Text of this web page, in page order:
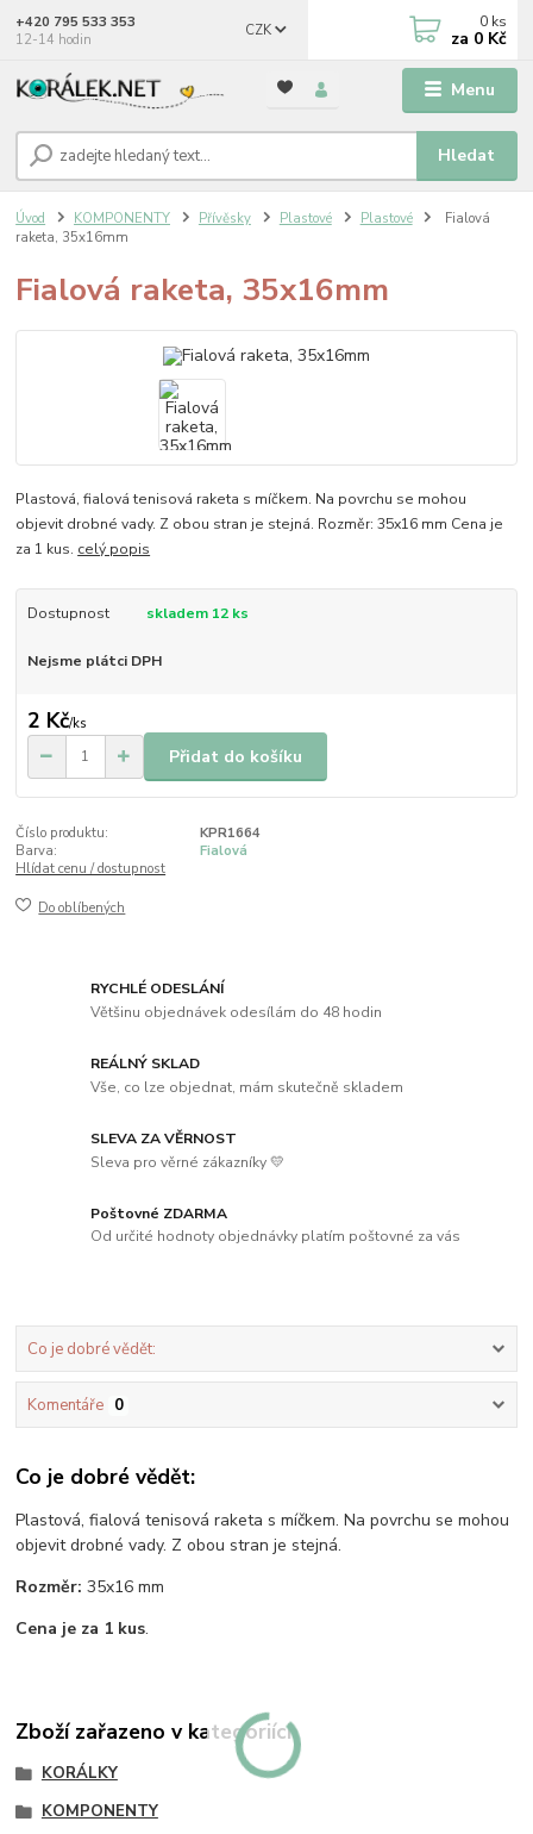
Menu
CZK
Hledat
+420 795 533 353
12-14 hodin
0 ks
za 0 Kč
Úvod KOMPONENTY Přívěsky Plastové Plastové
Fialová
raketa, 35x16mm
Fialová raketa, 35x16mm
Plastová, fialová tenisová raketa s míčkem. Na povrchu se mohou
objevit drobné vady. Z obou stran je stejná. Rozměr: 35x16 mm Cena je
za 1 kus. celý popis
Dostupnost skladem 12 ks
Nejsme plátci DPH
2 Kč/ks
Přidat do košíku
Číslo produktu:
KPR1664
Barva:
Fialová
Hlídat cenu / dostupnost
Do oblíbených
RYCHLÉ ODESLÁNÍ
Většinu objednávek odesílám do 48 hodin
REÁLNÝ SKLAD
Vše, co lze objednat, mám skutečně skladem
SLEVA ZA VĚRNOST
Sleva pro věrné zákazníky 💛
Poštovné ZDARMA
Od určité hodnoty objednávky platím poštovné za vás
Co je dobré vědět:
Komentáře 0
Co je dobré vědět:
Plastová, fialová tenisová raketa s míčkem. Na povrchu se mohou
objevit drobné vady. Z obou stran je stejná.
Rozměr: 35x16 mm
Cena je za 1 kus.
Zboží zařazeno v kategoriích
KORÁLKY
KOMPONENTY